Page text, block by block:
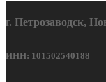
г. Петрозаводск,
ИНН: 101502540188